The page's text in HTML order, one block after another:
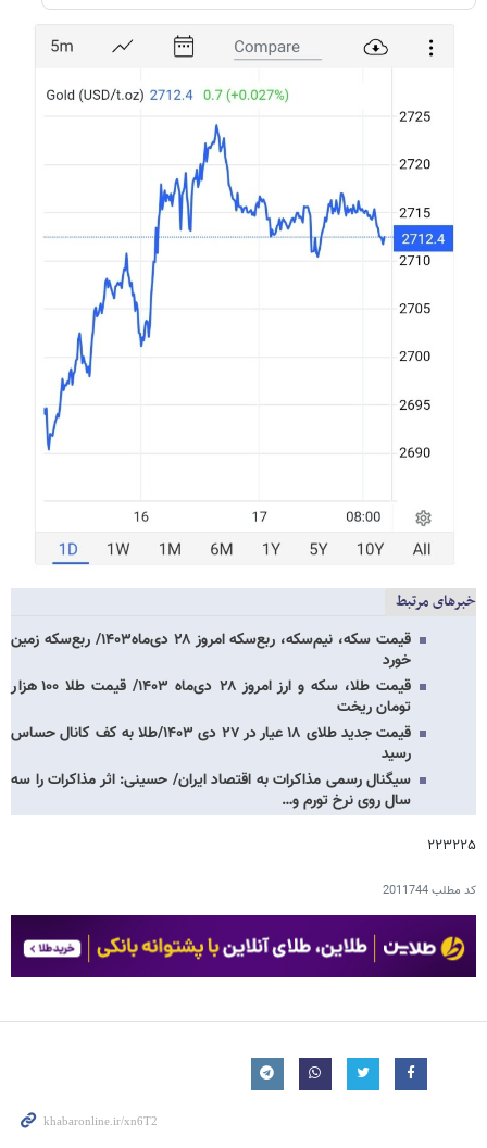
خبرهای مرتبط
قیمت سکه، نیم‌سکه، ربع‌سکه امروز ۲۸ دی‌ماه۱۴۰۳/ ربع‌سکه زمین
خورد
قیمت طلا، سکه و ارز امروز ۲۸ دی‌ماه ۱۴۰۳/ قیمت طلا ۱۰۰ هزار
تومان ریخت
قیمت جدید طلای ۱۸ عیار در ۲۷ دی ۱۴۰۳/طلا به کف کانال حساس
رسید
سیگنال رسمی مذاکرات به اقتصاد ایران/ حسینی: اثر مذاکرات را سه
سال روی نرخ تورم و…
۲۲۳۲۲۵
کد مطلب2011744